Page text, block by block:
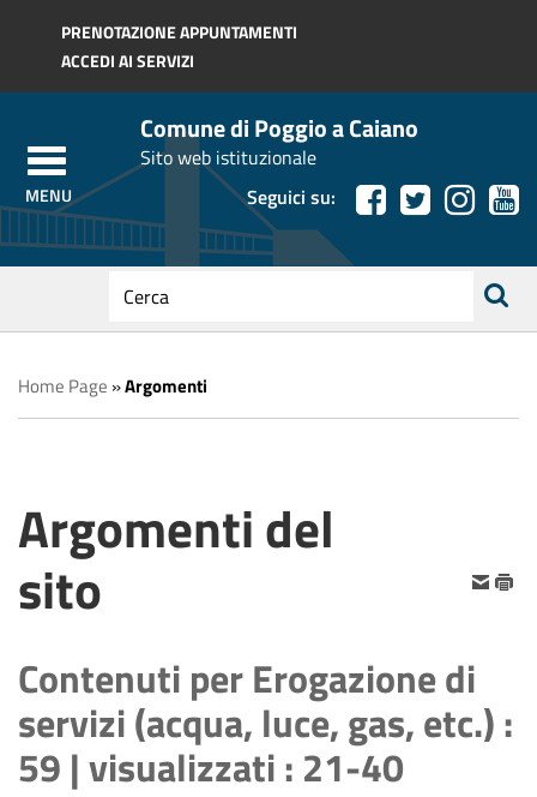
Regione Toscana
PRENOTAZIONE APPUNTAMENTI
ACCEDI AI SERVIZI
Comune di Poggio a Caiano
Sito web istituzionale
Seguici su:
testo
da
cercare
ricerca
Home Page »Argomenti
Argomenti del
sito
Contenuti perErogazione di
servizi (acqua, luce, gas, etc.):
59 | visualizzati : 21-40